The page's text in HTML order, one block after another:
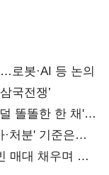
로봇·AI 등 논의
국전쟁’
똘똘한 한 채'
처분' 기준은
매대 채우며 문